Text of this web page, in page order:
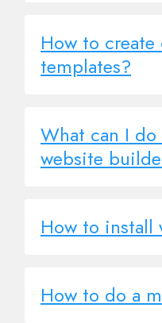
How to create
templates?
What can I
website
How to install
How to do a